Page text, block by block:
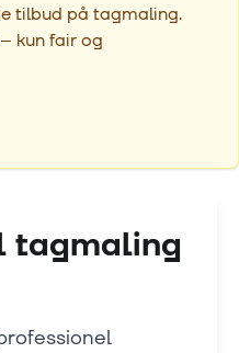
tilbud på tagmaling.
kun fair og
tagmaling